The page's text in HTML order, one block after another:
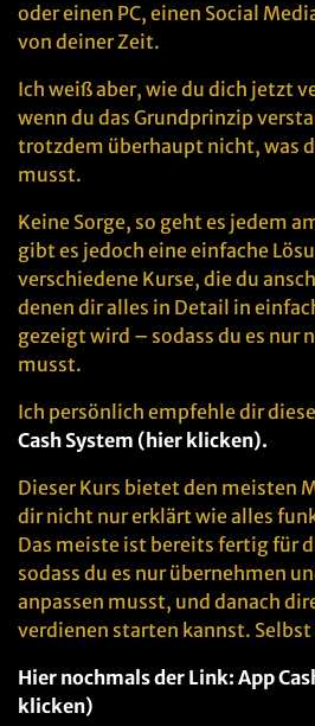
oder einen PC, einen Social
von deiner Zeit.
Ich weiß aber, wie du dich jetzt
wenn du das Grundprinzip
trotzdem überhaupt nicht, was
musst.
Keine Sorge, so geht es jedem
gibt es jedoch eine einfache
verschiedene Kurse, die du
denen dir alles in Detail in
gezeigt wird – sodass du es nur
musst.
Ich persönlich empfehle dir
Cash System (hier klicken).
Dieser Kurs bietet den meisten
dir nicht nur erklärt wie alles
Das meiste ist bereits fertig für
sodass du es nur übernehmen
anpassen musst, und danach
verdienen starten kannst.
Hier nochmals der Link: App
klicken)